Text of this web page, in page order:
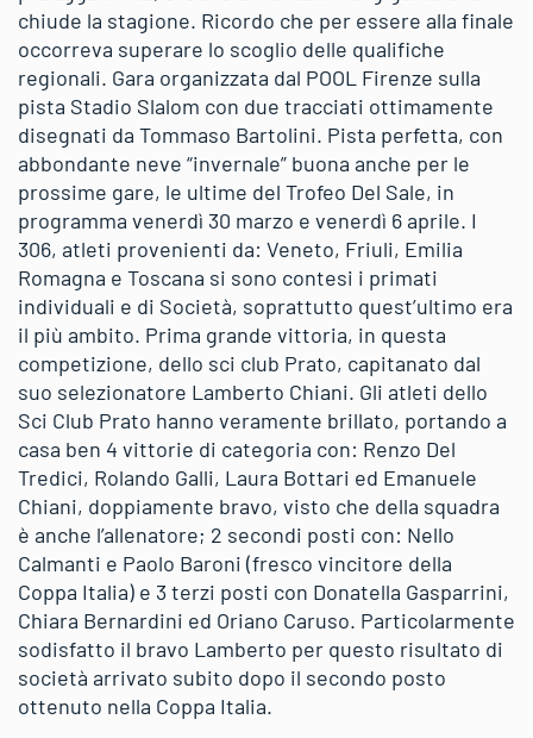
chiude la stagione. Ricordo che per essere alla finale
occorreva superare lo scoglio delle qualifiche
regionali. Gara organizzata dal POOL Firenze sulla
pista Stadio Slalom con due tracciati ottimamente
disegnati da Tommaso Bartolini. Pista perfetta, con
abbondante neve “invernale” buona anche per le
prossime gare, le ultime del Trofeo Del Sale, in
programma venerdì 30 marzo e venerdì 6 aprile. I
306, atleti provenienti da: Veneto, Friuli, Emilia
Romagna e Toscana si sono contesi i primati
individuali e di Società, soprattutto quest’ultimo era
il più ambito. Prima grande vittoria, in questa
competizione, dello sci club Prato, capitanato dal
suo selezionatore Lamberto Chiani. Gli atleti dello
Sci Club Prato hanno veramente brillato, portando a
casa ben 4 vittorie di categoria con: Renzo Del
Tredici, Rolando Galli, Laura Bottari ed Emanuele
Chiani, doppiamente bravo, visto che della squadra
è anche l’allenatore; 2 secondi posti con: Nello
Calmanti e Paolo Baroni (fresco vincitore della
Coppa Italia) e 3 terzi posti con Donatella Gasparrini,
Chiara Bernardini ed Oriano Caruso. Particolarmente
sodisfatto il bravo Lamberto per questo risultato di
società arrivato subito dopo il secondo posto
ottenuto nella Coppa Italia.